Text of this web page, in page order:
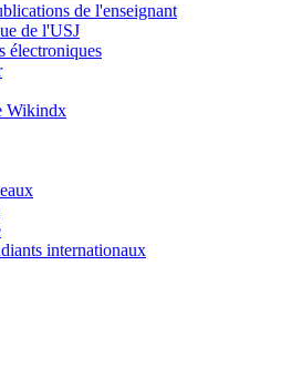
de l'enseignant
de l'USJ
électroniques
Wikindx
internationaux